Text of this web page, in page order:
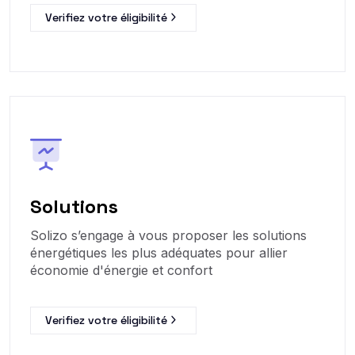
Verifiez votre éligibilité
Solutions
Solizo s’engage à vous proposer les solutions
énergétiques les plus adéquates pour allier
économie d'énergie et confort
Verifiez votre éligibilité